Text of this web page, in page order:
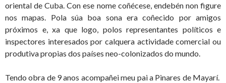
oriental de Cuba. Con ese nome coñécese, endebén non figure
nos mapas. Pola súa boa sona era coñecido por amigos
próximos e, xa que logo, polos representantes políticos e
inspectores interesados por calquera actividade comercial ou
produtiva propias dos países neo-colonizados do mundo.
Tendo obra de 9 anos acompañei meu pai a Pinares de Mayarí.